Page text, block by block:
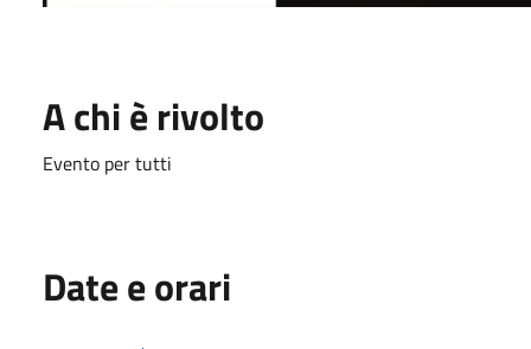
A chi è rivolto
Evento per tutti
Date e orari